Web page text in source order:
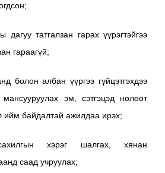
дагуу татгалзан гарах үүрэгтэйгээ
гараагүй;
болон албан үүргээ гүйцэтгэхдээ
мансууруулах эм, сэтгэцэд нөлөөт
ийм байдалтай ажилдаа ирэх;
хэрэг шалгах, хянан
саад учруулах;